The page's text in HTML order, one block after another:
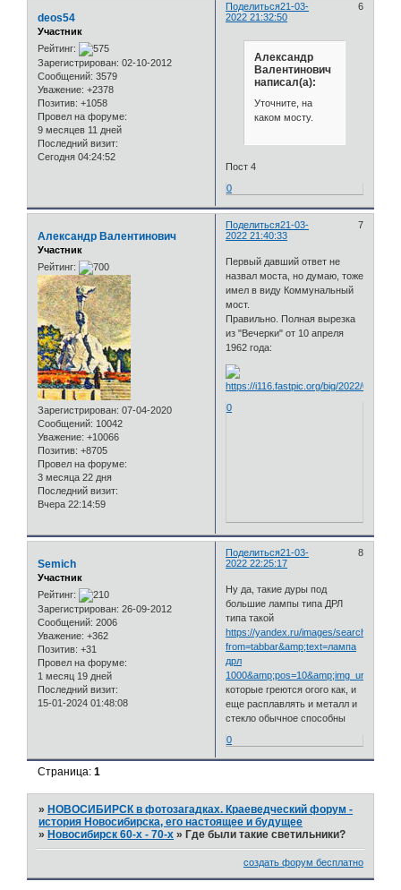
Поделиться 6
21-03-
2022 21:32:50
deos54
Участник
Рейтинг:
Зарегистрирован: 02-10-2012
Сообщений: 3579
Уважение: +2378
Позитив: +1058
Провел на форуме:
9 месяцев 11 дней
Последний визит:
Сегодня 04:24:52
Александр
Валентинович
написал(а):
Уточните, на
каком мосту.
Пост 4
0
Поделиться 7
21-03-
2022 21:40:33
Александр Валентинович
Участник
Рейтинг:
Зарегистрирован: 07-04-2020
Сообщений: 10042
Уважение: +10066
Позитив: +8705
Провел на форуме:
3 месяца 22 дня
Последний визит:
Вчера 22:14:59
Первый давший ответ не
назвал моста, но думаю, тоже
имел в виду Коммунальный
мост.
Правильно. Полная вырезка
из "Вечерки" от 10 апреля
1962 года:
0
Поделиться 8
21-03-
2022 22:25:17
Semich
Участник
Рейтинг:
Зарегистрирован: 26-09-2012
Сообщений: 2006
Уважение: +362
Позитив: +31
Провел на форуме:
1 месяц 19 дней
Последний визит:
15-01-2024 01:48:08
Ну да, такие дуры под
большие лампы типа ДРЛ
типа такой
https://yandex.ru/images/search?
from=tabbar&amp;text=лампа
дрл
которые греются огого как, и
еще расплавлять и металл и
стекло обычное способны
0
Страница:1
» НОВОСИБИРСК в фотозагадках. Краеведческий форум -
история Новосибирска, его настоящее и будущее
» Новосибирск 60-х - 70-х » Где были такие светильники?
создать форум бесплатно